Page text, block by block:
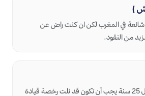
)
في المغرب لكن ان كنت راض عن
من النقود.
يجب أن يتجاوز عمرك ال 25 سنة يجب أن تكون قد نلت رخصة قيادة